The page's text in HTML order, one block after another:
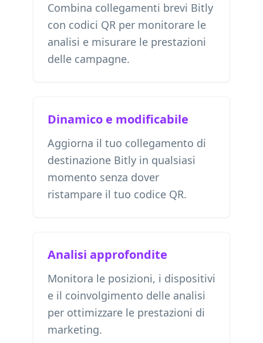
Combina collegamenti brevi Bitly
con codici QR per monitorare le
analisi e misurare le prestazioni
delle campagne.
Dinamico e modificabile
Aggiorna il tuo collegamento di
destinazione Bitly in qualsiasi
momento senza dover
ristampare il tuo codice QR.
Analisi approfondite
Monitora le posizioni, i dispositivi
e il coinvolgimento delle analisi
per ottimizzare le prestazioni di
marketing.